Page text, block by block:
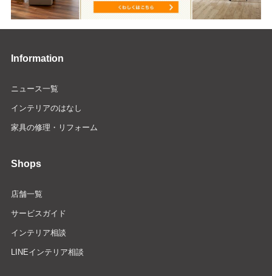
Information
ニュース一覧
インテリアのはなし
家具の修理・リフォーム
Shops
店舗一覧
サービスガイド
インテリア相談
LINEインテリア相談